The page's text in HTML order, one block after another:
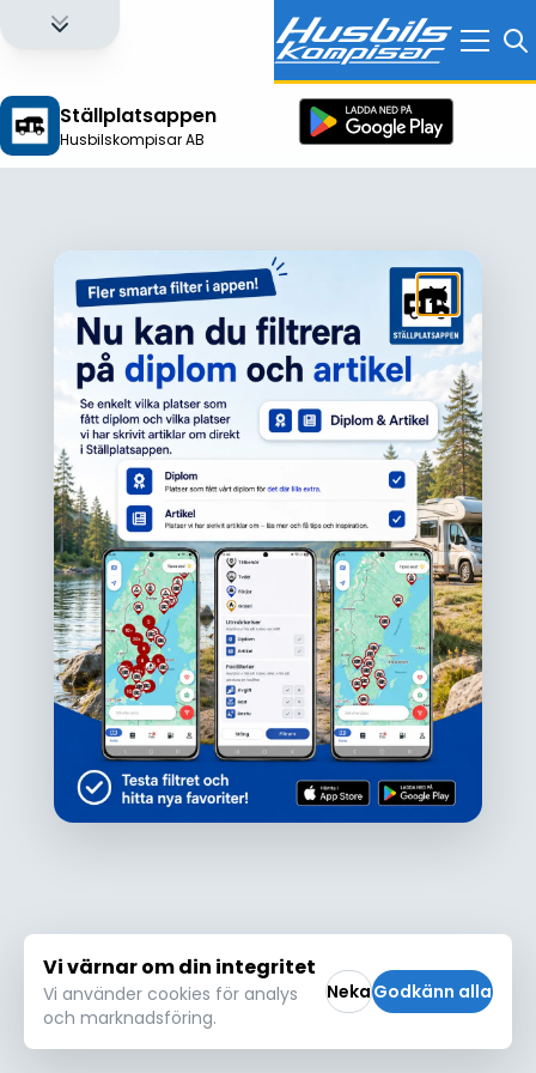
Ställplatsappen
Husbilskompisar AB
Ojdå!
Den här platsen hittades inte eller kunde
inte läsas in korrekt. Vänligen försök igen
Försök igen
Logga in för att få full tillgång till alla funktioner!
Vi värnar om din integritet
Vi använder cookies för analys
och marknadsföring.
NekaGodkänn alla